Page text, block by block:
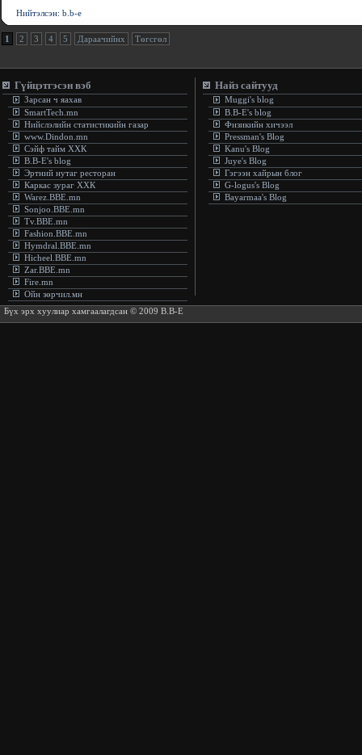
Нийтэлсэн: b.b-e
1 2 3 4 5 Дараачийнх Төгсгөл
Гүйцэтгэсэн вэб
Зарсан ч яахав
SmartTech.mn
Нийслэлийн статистикийн газар
www.Dindon.mn
Сэйф тайм ХХК
B.B-E's blog
Эртний нутаг ресторан
Каркас зураг ХХК
Warez.BBE.mn
Sonjoo.BBE.mn
Tv.BBE.mn
Fashion.BBE.mn
Hymdral.BBE.mn
Hicheel.BBE.mn
Zar.BBE.mn
Fire.mn
Ойн зөрчил.мн
Найз сайтууд
Muggi's blog
B.B-E's blog
Физикийн хичээл
Pressman's Blog
Kanu's Blog
Juye's Blog
Гэгээн хайрын блог
G-logus's Blog
Bayarmaa's Blog
Бүх эрх хуулиар хамгаалагдсан © 2009 B.B-E